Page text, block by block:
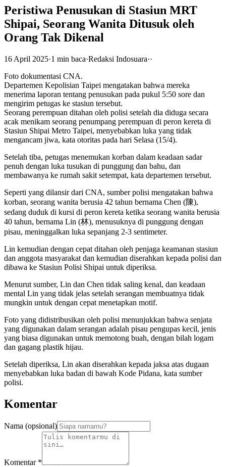
Peristiwa Penusukan di Stasiun MRT
Shipai, Seorang Wanita Ditusuk oleh
Orang Tak Dikenal
16 April 2025·1 min baca·Redaksi Indosuara··
Foto dokumentasi CNA.
Departemen Kepolisian Taipei mengatakan bahwa mereka
menerima laporan tentang penusukan pada pukul 5:50 sore dan
mengirim petugas ke stasiun tersebut.
Seorang perempuan ditahan oleh polisi setelah dia diduga secara
acak menikam seorang penumpang perempuan di peron kereta di
Stasiun Shipai Metro Taipei, menyebabkan luka yang tidak
mengancam jiwa, kata otoritas pada hari Selasa (15/4).
Setelah tiba, petugas menemukan korban dalam keadaan sadar
penuh dengan luka tusukan di punggung dan bahu, dan
membawanya ke rumah sakit setempat, kata departemen tersebut.
Seperti yang dilansir dari CNA, sumber polisi mengatakan bahwa
korban, seorang wanita berusia 42 tahun bernama Chen (陳),
sedang duduk di kursi di peron kereta ketika seorang wanita berusia
40 tahun, bernama Lin (林), menusuknya di punggung dengan
pisau, meninggalkan luka sepanjang 2-3 sentimeter.
Lin kemudian dengan cepat ditahan oleh penjaga keamanan stasiun
dan anggota masyarakat dan kemudian diserahkan kepada polisi dan
dibawa ke Stasiun Polisi Shipai untuk diperiksa.
Menurut sumber, Lin dan Chen tidak saling kenal, dan keadaan
mental Lin yang tidak jelas setelah serangan membuatnya tidak
mungkin untuk dengan cepat menetapkan motif.
Foto yang didistribusikan oleh polisi menunjukkan bahwa senjata
yang digunakan dalam serangan adalah pisau pengupas kecil, jenis
yang biasa digunakan untuk memotong buah, dengan bilah logam
dan gagang plastik hijau.
Setelah diperiksa, Lin akan diserahkan kepada jaksa atas dugaan
menyebabkan luka badan di bawah Kode Pidana, kata sumber
polisi.
Komentar
Nama (opsional)
Komentar *